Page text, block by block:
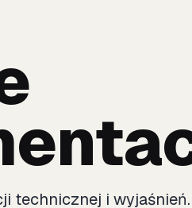
technicznej i wyjaśnień.